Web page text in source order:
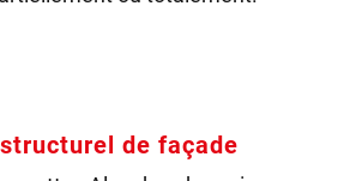
de façade